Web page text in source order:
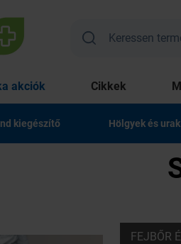
akciók Cikkek
kiegészítő Hölgyek és urak
FEJBŐR